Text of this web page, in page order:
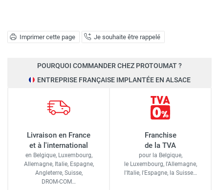
Imprimer cette page Je souhaite être rappelé
POURQUOI COMMANDER CHEZ PROTOUMAT ?
ENTREPRISE FRANÇAISE IMPLANTÉE EN ALSACE
Livraison en France
et à l'international
en Belgique, Luxembourg,
Allemagne, Italie, Espagne,
Angleterre, Suisse,
DROM-COM…
Franchise
de la TVA
pour la Belgique,
le Luxembourg, l'Allemagne,
l'Italie, l'Espagne, la Suisse…